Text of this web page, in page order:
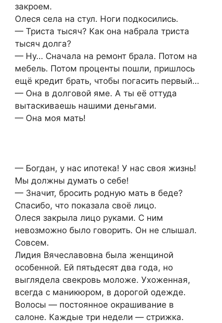
закроем.
Олеся села на стул. Ноги подкосились.
— Триста тысяч? Как она набрала триста
тысяч долга?
— Ну… Сначала на ремонт брала. Потом на
мебель. Потом проценты пошли, пришлось
ещё кредит брать, чтобы погасить первый…
— Она в долговой яме. А ты её оттуда
вытаскиваешь нашими деньгами.
— Она моя мать!
— Богдан, у нас ипотека! У нас своя жизнь!
Мы должны думать о себе!
— Значит, бросить родную мать в беде?
Спасибо, что показала своё лицо.
Олеся закрыла лицо руками. С ним
невозможно было говорить. Он не слышал.
Совсем.
Лидия Вячеславовна была женщиной
особенной. Ей пятьдесят два года, но
выглядела свекровь моложе. Ухоженная,
всегда с маникюром, в дорогой одежде.
Волосы — постоянное окрашивание в
салоне. Каждые три недели — стрижка.